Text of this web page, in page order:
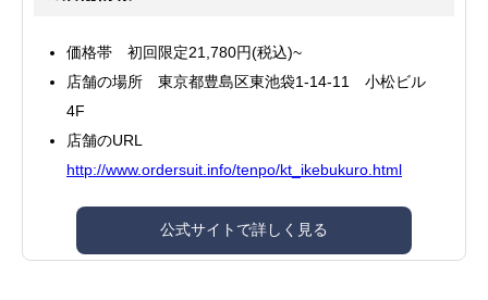
価格帯 初回限定21,780円(税込)~
店舗の場所 東京都豊島区東池袋1-14-11 小松ビル
4F
店舗のURL
http://www.ordersuit.info/tenpo/kt_ikebukuro.html
公式サイトで詳しく見る